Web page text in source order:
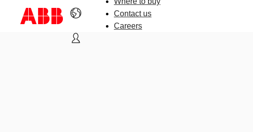
Contact us
Careers